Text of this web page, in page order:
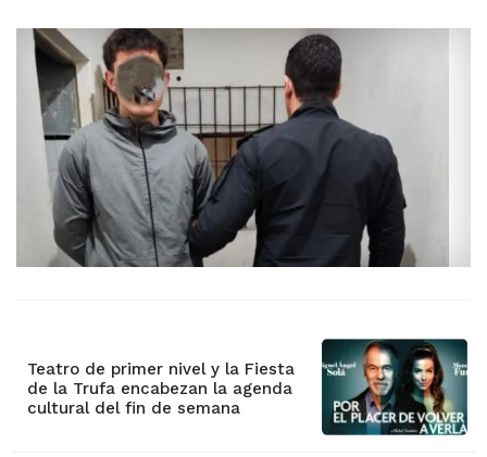
Teatro de primer nivel y la Fiesta
de la Trufa encabezan la agenda
cultural del fin de semana